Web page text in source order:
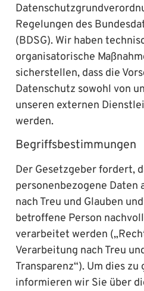
Regelungen des
(BDSG). Wir haben
organisatorische
sicherstellen, dass die
Datenschutz sowohl von
unseren externen
werden.
Begriffsbestimmungen
Der Gesetzgeber fordert,
personenbezogene Daten
nach Treu und Glauben
betroffene Person
verarbeitet werden
Verarbeitung nach Treu
Transparenz“). Um dies
informieren wir Sie über